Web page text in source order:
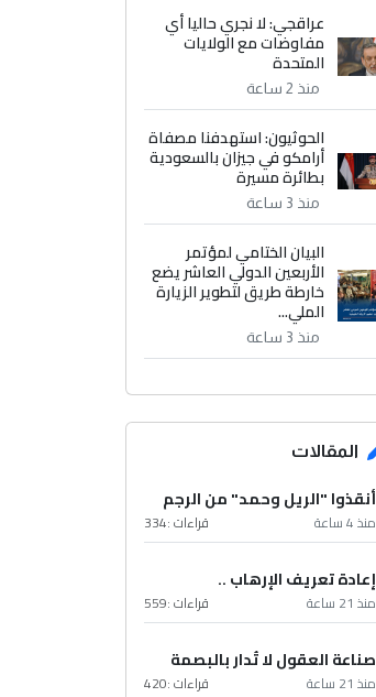
عراقجي: لا نجري حاليا أي
مفاوضات مع الولايات
المتحدة
منذ 2 ساعة
الحوثيون: استهدفنا مصفاة
أرامكو في جيزان بالسعودية
بطائرة مسيرة
منذ 3 ساعة
البيان الختامي لمؤتمر
الأربعين الدولي العاشر يضع
خارطة طريق لتطوير الزيارة
الملي...
منذ 3 ساعة
المقالات
أنقذوا "الريل وحمد" من الرجم
منذ 4 ساعة قراءات :334
إعادة تعريف الإرهاب ..
منذ 21 ساعة قراءات :559
صناعة العقول لا تُدار بالبصمة
منذ 21 ساعة قراءات :420